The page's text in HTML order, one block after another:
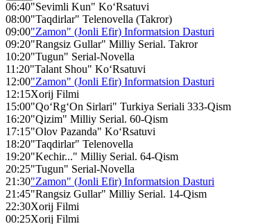
06:40"Sevimli Kun" Ko‘Rsatuvi
08:00"Taqdirlar" Telenovella (Takror)
09:00"Zamon" (Jonli Efir) Informatsion Dasturi
09:20"Rangsiz Gullar" Milliy Serial. Takror
10:20"Tugun" Serial-Novella
11:20"Talant Shou" Ko‘Rsatuvi
12:00"Zamon" (Jonli Efir) Informatsion Dasturi
12:15Xorij Filmi
15:00"Qo‘Rg‘On Sirlari" Turkiya Seriali 333-Qism
16:20"Qizim" Milliy Serial. 60-Qism
17:15"Olov Pazanda" Ko‘Rsatuvi
18:20"Taqdirlar" Telenovella
19:20"Kechir..." Milliy Serial. 64-Qism
20:25"Tugun" Serial-Novella
21:30"Zamon" (Jonli Efir) Informatsion Dasturi
21:45"Rangsiz Gullar" Milliy Serial. 14-Qism
22:30Xorij Filmi
00:25Xorij Filmi